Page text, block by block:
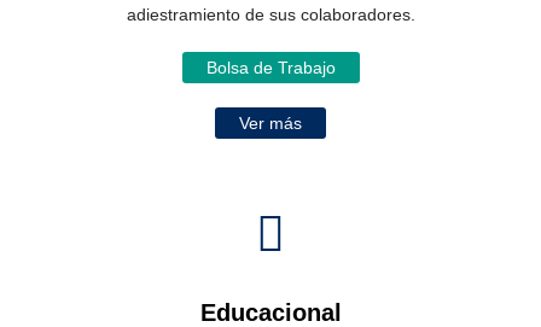
adiestramiento de sus colaboradores.
Bolsa de Trabajo
Ver más
Educacional